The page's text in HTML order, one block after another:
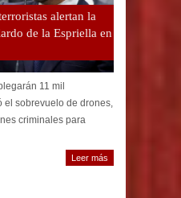
alertan la
de la Espriella en
11 mil
el sobrevuelo de drones,
criminales para
Leer más